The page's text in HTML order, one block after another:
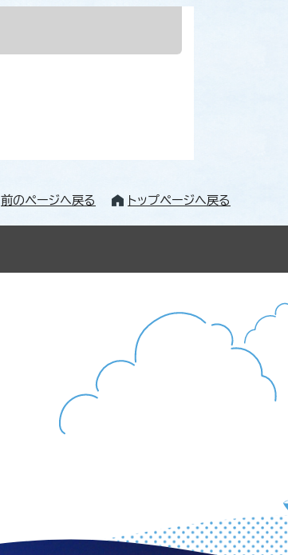
前のページへ戻る トップページへ戻る